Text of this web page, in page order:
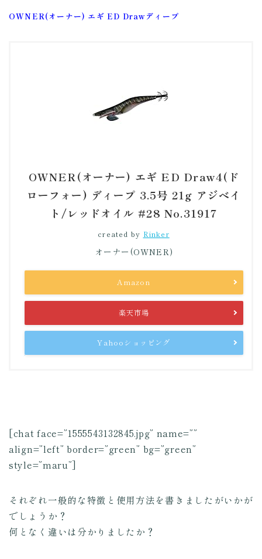
OWNER(オーナー) エギ ED Drawディープ
OWNER(オーナー) エギ ED Draw4(ド
ローフォー) ディープ 3.5号 21g アジベイ
ト/レッドオイル #28 No.31917
created by Rinker
オーナー(OWNER)
Amazon
楽天市場
Yahooショッピング
[chat face=”1555543132845.jpg” name=””
align=”left” border=”green” bg=”green”
style=”maru”]
それぞれ一般的な特徴と使用方法を書きましたがいかが
でしょうか？
何となく違いは分かりましたか？